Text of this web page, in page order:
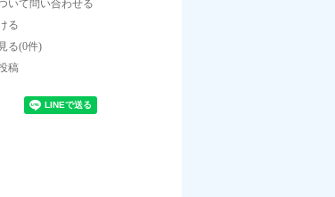
いて問い合わせる
る
る(0件)
稿